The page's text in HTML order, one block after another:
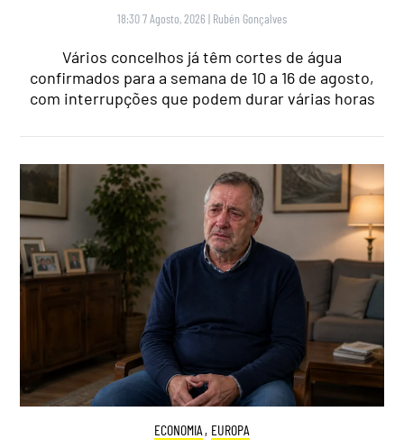
18:30 7 Agosto, 2026 | Rubén Gonçalves
Vários concelhos já têm cortes de água
confirmados para a semana de 10 a 16 de agosto,
com interrupções que podem durar várias horas
ECONOMIA , EUROPA